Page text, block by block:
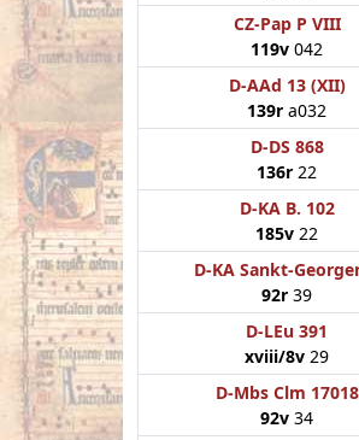
CZ-Pap P VIII
119v 042
D-AAd 13 (XII)
139r a032
D-DS 868
136r 22
D-KA B. 102
185v 22
D-KA Sankt-
92r 39
D-LEu 391
xviii/8v 29
D-Mbs Clm 17018
92v 34